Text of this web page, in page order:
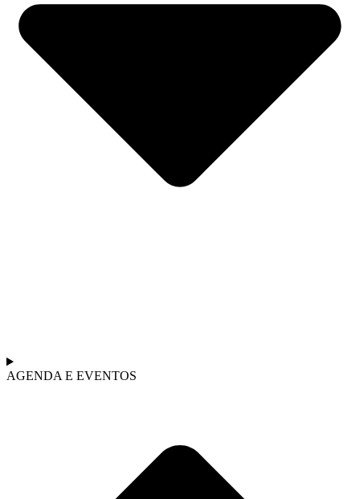
AGENDA E EVENTOS